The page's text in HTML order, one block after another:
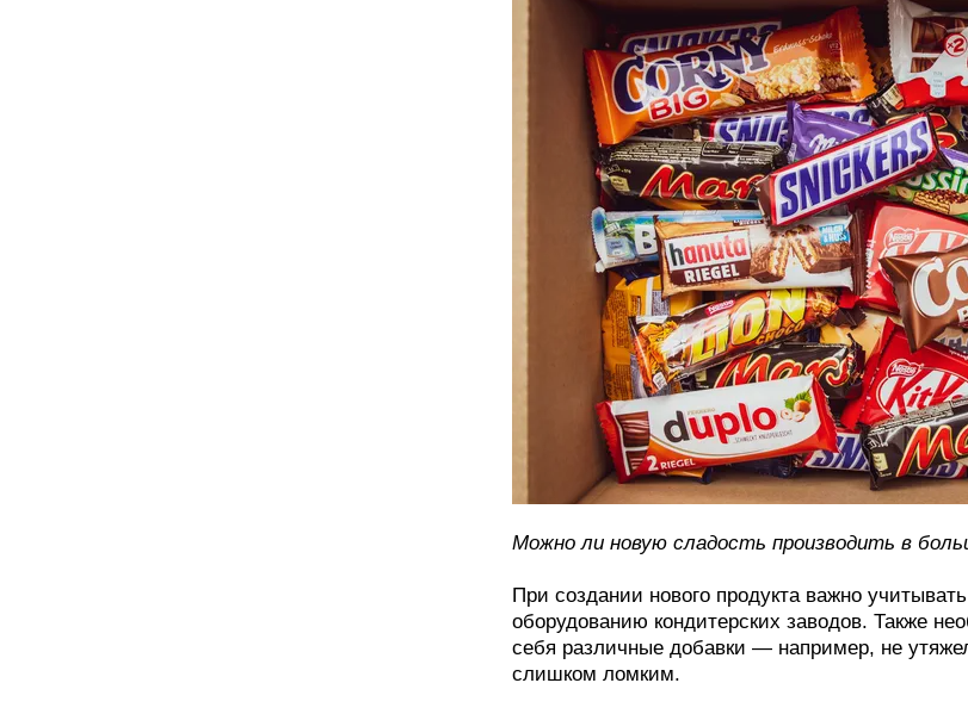
Можно ли новую сладость производить в
При создании нового продукта важно
оборудованию кондитерских заводов. Также
себя различные добавки — например, не
слишком ломким.